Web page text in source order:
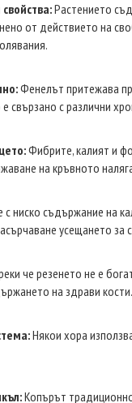
Растението
от действието на
Фенелът притежава
свързано с различни
Фибрите, калият и
на кръвното
с ниско съдържание на
усещането за
че резенето не е
на здрави кости.
Някои хора
Копърът